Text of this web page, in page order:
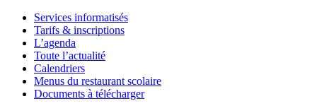
Services informatisés
Tarifs & inscriptions
L’agenda
Toute l’actualité
Calendriers
Menus du restaurant scolaire
Documents à télécharger